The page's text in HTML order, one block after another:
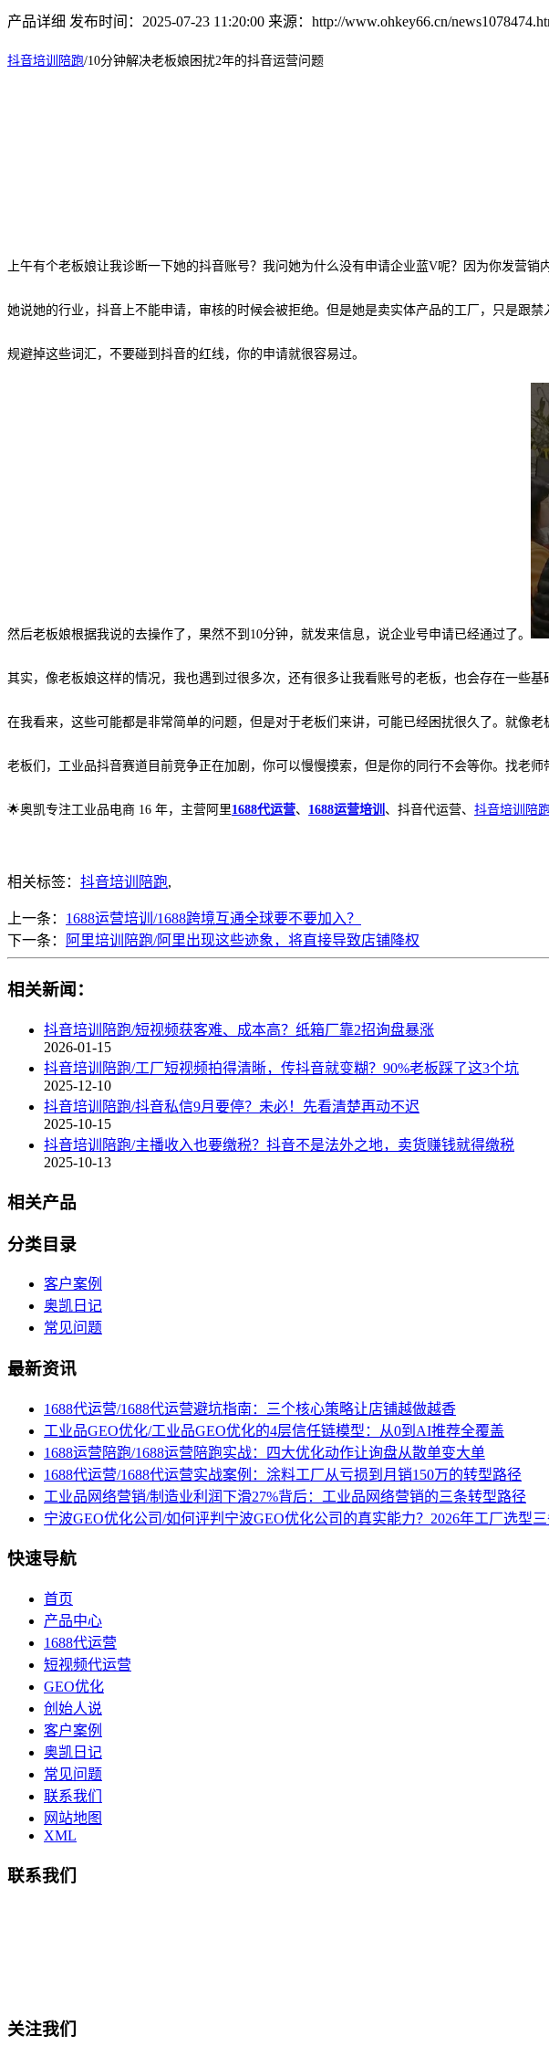
产品详细 发布时间：2025-07-23 11:20:00 来源：http://www.ohkey66.cn/
抖音培训陪跑/10分钟解决老板娘困扰2年的抖音运营问题
上午有个老板娘让我诊断一下她的抖音账号？我问她为什么没有申请企业蓝V呢？因为你发营销
她说她的行业，抖音上不能申请，审核的时候会被拒绝。但是她是卖实体产品的工厂，只是跟
规避掉这些词汇，不要碰到抖音的红线，你的申请就很容易过。
然后老板娘根据我说的去操作了，果然不到 10分钟，就发来信息，说企业号申请已经通过了。
其实，像老板娘这样的情况，我也遇到过很多次，还有很多让我看账号的老板，也会存在一些
在我看来，这些可能都是非常简单的问题，但是对于老板们来讲，可能已经困扰很久了。就像
老板们，工业品抖音赛道目前竞争正在加剧，你可以慢慢摸索，但是你的同行不会等你。找老
🌟奥凯专注工业品电商 16 年，主营阿里1688代运营、 1688运营培训 、抖音代运营、 抖音培训陪跑
相关标签： 抖音培训陪跑,
上一条： 1688运营培训/1688跨境互通全球要不要加入？
下一条：
阿里培训陪跑/阿里出现这些迹象，将直接导致店铺降权
相关新闻：
抖音培训陪跑/短视频获客难、成本高？纸箱厂靠2招询盘暴涨
2026-01-15
抖音培训陪跑/工厂短视频拍得清晰，传抖音就变糊？90%老板踩了这3个坑
2025-12-10
抖音培训陪跑/抖音私信9月要停？未必！先看清楚再动不迟
2025-10-15
抖音培训陪跑/主播收入也要缴税？抖音不是法外之地，卖货赚钱就得缴税
2025-10-13
相关产品
分类目录
客户案例
奥凯日记
常见问题
最新资讯
1688代运营/1688代运营避坑指南：三个核心策略让店铺越做越香
工业品GEO优化/工业品GEO优化的4层信任链模型：从0到AI推荐全覆盖
1688运营陪跑/1688运营陪跑实战：四大优化动作让询盘从散单变大单
1688代运营/1688代运营实战案例：涂料工厂从亏损到月销150万的转型路径
工业品网络营销/制造业利润下滑27%背后：工业品网络营销的三条转型路径
宁波GEO优化公司/如何评判宁波GEO优化公司的真实能力？2026年工厂选型
快速导航
首页
产品中心
1688代运营
短视频代运营
GEO优化
创始人说
客户案例
奥凯日记
常见问题
联系我们
网站地图
XML
联系我们
关注我们